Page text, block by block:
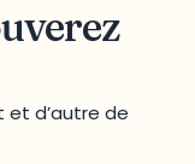
et d’autre de